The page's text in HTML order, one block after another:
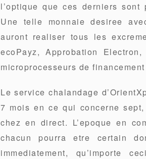
l’optique que ces derniers sont
Une telle monnaie desiree
auront realiser tous les
ecoPayz, Approbation
microprocesseurs de
Le service chalandage
7 mois en ce qui concerne
chez en direct. L’epoque en
chacun pourra etre certain
immediatement, qu’importe